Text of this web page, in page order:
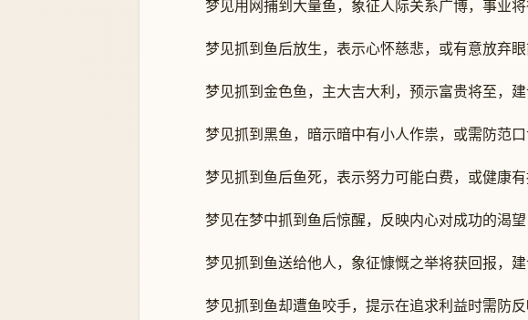
梦见用网捕到大量鱼，象征人际关系广博，事业
梦见抓到鱼后放生，表示心怀慈悲，或有意放弃
梦见抓到金色鱼，主大吉大利，预示富贵将至，建
梦见抓到黑鱼，暗示暗中有小人作祟，或需防范口
梦见抓到鱼后鱼死，表示努力可能白费，或健康
梦见在梦中抓到鱼后惊醒，反映内心对成功的渴望
梦见抓到鱼送给他人，象征慷慨之举将获回报，建
梦见抓到鱼却遭鱼咬手，提示在追求利益时需防